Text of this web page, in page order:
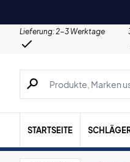
Lieferung: 2-3 Werktage
Suche nach Produkten,
STARTSEITE